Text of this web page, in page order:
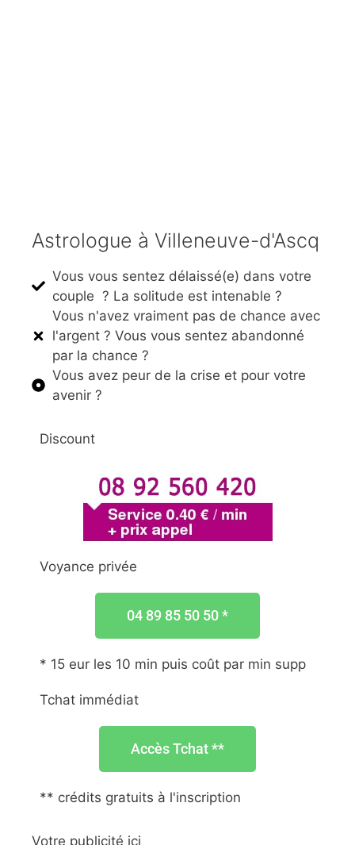
Astrologue à Villeneuve-d'Ascq
Vous vous sentez délaissé(e) dans votre
couple ? La solitude est intenable ?
Vous n'avez vraiment pas de chance avec
l'argent ? Vous vous sentez abandonné
par la chance ?
Vous avez peur de la crise et pour votre
avenir ?
Discount
Voyance privée
04 89 85 50 50 *
* 15 eur les 10 min puis coût par min supp
Tchat immédiat
Accès Tchat **
** crédits gratuits à l'inscription
Votre publicité ici